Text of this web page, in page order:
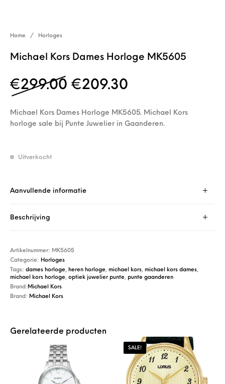
Home / Horloges
Michael Kors Dames Horloge MK5605
€299.00 Oorspronkelijke prijs
€209.30
Michael Kors Dames Horloge MK5605. Michael Kors
horloge sale bij Punte Juwelier in Gaanderen.
Uitverkocht
Aanvullende informatie
Beschrijving
Artikelnummer: MK5605
Categorie: Horloges
Tags:dames horloge, heren horloge, michael kors, michael kors dames,
michael kors horloge,optiek juwelier punte, punte gaanderen
Brand: Michael Kors
Brand: Michael Kors
Gerelateerde producten
SALE!